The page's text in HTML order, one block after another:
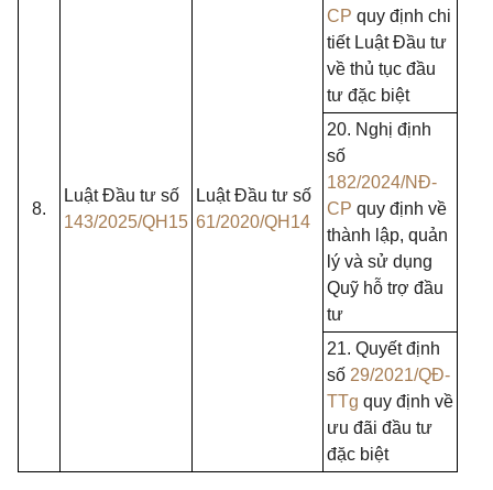
8.
Luật Đầu tư số
143/2025/QH15
Luật Đầu tư số
61/2020/QH14
CP quy định chi
tiết Luật Đầu tư
về thủ tục đầu
tư đặc biệt
20. Nghị định
số
182/2024/NĐ-
CP quy định về
thành lập, quản
lý và sử dụng
Quỹ hỗ trợ đầu
tư
21. Quyết định
số 29/2021/QĐ-
TTg quy định về
ưu đãi đầu tư
đặc biệt